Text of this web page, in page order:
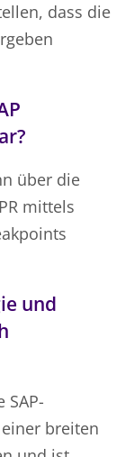
dass die
über die
mittels
und
breiten